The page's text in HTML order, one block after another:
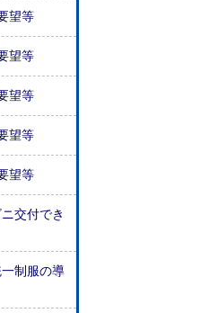
望等
望等
望等
望等
望等
交付でき
制服の導